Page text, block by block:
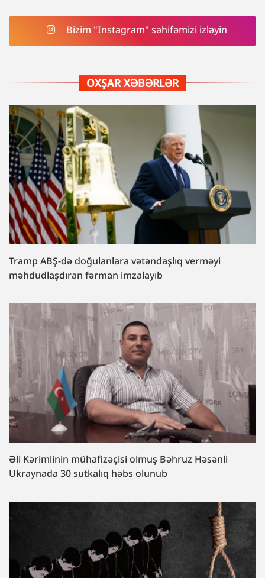
Bizim "Instagram" səhifəmizi izləyin
OXŞAR XƏBƏRLƏR
Tramp ABŞ-də doğulanlara vətəndaşlıq verməyi
məhdudlaşdıran fərman imzalayıb
Əli Kərimlinin mühafizəçisi olmuş Bəhruz Həsənli
Ukraynada 30 sutkalıq həbs olunub